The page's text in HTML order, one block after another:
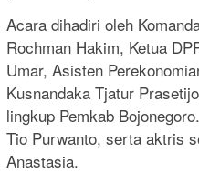
Acara dihadiri oleh
Rochman Hakim, Ketua
Umar, Asisten
Kusnandaka Tjatur
lingkup Pemkab
Tio Purwanto, serta aktris
Anastasia.